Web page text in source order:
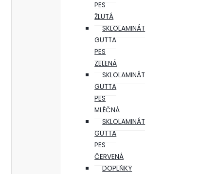
PES
ŽLUTÁ
SKLOLAMINÁT
GUTTA
PES
ZELENÁ
SKLOLAMINÁT
GUTTA
PES
MLÉČNÁ
SKLOLAMINÁT
GUTTA
PES
ČERVENÁ
DOPLŇKY